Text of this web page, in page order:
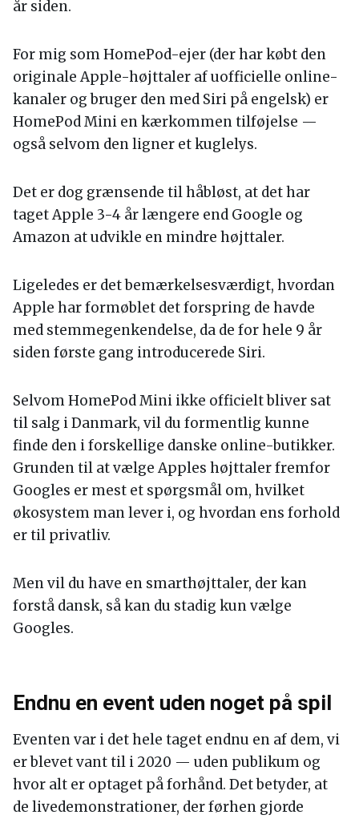
år siden.
For mig som HomePod-ejer (der har købt den
originale Apple-højttaler af uofficielle online-
kanaler og bruger den med Siri på engelsk) er
HomePod Mini en kærkommen tilføjelse —
også selvom den ligner et kuglelys.
Det er dog grænsende til håbløst, at det har
taget Apple 3-4 år længere end Google og
Amazon at udvikle en mindre højttaler.
Ligeledes er det bemærkelsesværdigt, hvordan
Apple har formøblet det forspring de havde
med stemmegenkendelse, da de for hele 9 år
siden første gang introducerede Siri.
Selvom HomePod Mini ikke officielt bliver sat
til salg i Danmark, vil du formentlig kunne
finde den i forskellige danske online-butikker.
Grunden til at vælge Apples højttaler fremfor
Googles er mest et spørgsmål om, hvilket
økosystem man lever i, og hvordan ens forhold
er til privatliv.
Men vil du have en smarthøjttaler, der kan
forstå dansk, så kan du stadig kun vælge
Googles.
Endnu en event uden noget på spil
Eventen var i det hele taget endnu en af dem, vi
er blevet vant til i 2020 — uden publikum og
hvor alt er optaget på forhånd. Det betyder, at
de livedemonstrationer, der førhen gjorde